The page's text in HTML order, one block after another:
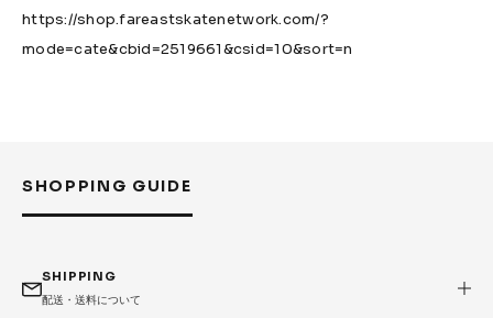
https://shop.fareastskatenetwork.com/?
mode=cate&cbid=2519661&csid=10&sort=n
SHOPPING GUIDE
SHIPPING
配送・送料について